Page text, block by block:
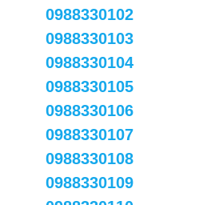
0988330102
0988330103
0988330104
0988330105
0988330106
0988330107
0988330108
0988330109